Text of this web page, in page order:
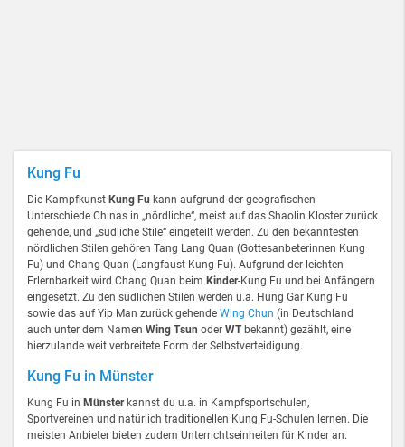
Kung Fu
Die Kampfkunst Kung Fu kann aufgrund der geografischen
Unterschiede Chinas in „nördliche“, meist auf das Shaolin Kloster zurück
gehende, und „südliche Stile“ eingeteilt werden. Zu den bekanntesten
nördlichen Stilen gehören Tang Lang Quan (Gottesanbeterinnen Kung
Fu) und Chang Quan (Langfaust Kung Fu). Aufgrund der leichten
Erlernbarkeit wird Chang Quan beim Kinder-Kung Fu und bei Anfängern
eingesetzt. Zu den südlichen Stilen werden u.a. Hung Gar Kung Fu
sowie das auf Yip Man zurück gehende Wing Chun (in Deutschland
auch unter dem Namen Wing Tsun oder WTbekannt) gezählt, eine
hierzulande weit verbreitete Form der Selbstverteidigung.
Kung Fu in Münster
Kung Fu in Münsterkannst du u.a. in Kampfsportschulen,
Sportvereinen und natürlich traditionellen Kung Fu-Schulen lernen. Die
meisten Anbieter bieten zudem Unterrichtseinheiten für Kinder an.